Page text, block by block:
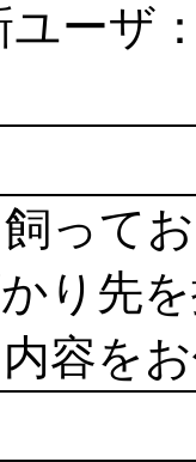
ーザ
って
り先
容を